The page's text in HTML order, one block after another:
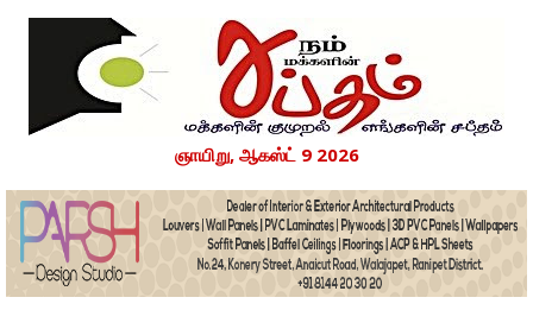
ஞாயிறு, ஆகஸ்ட் 9 2026